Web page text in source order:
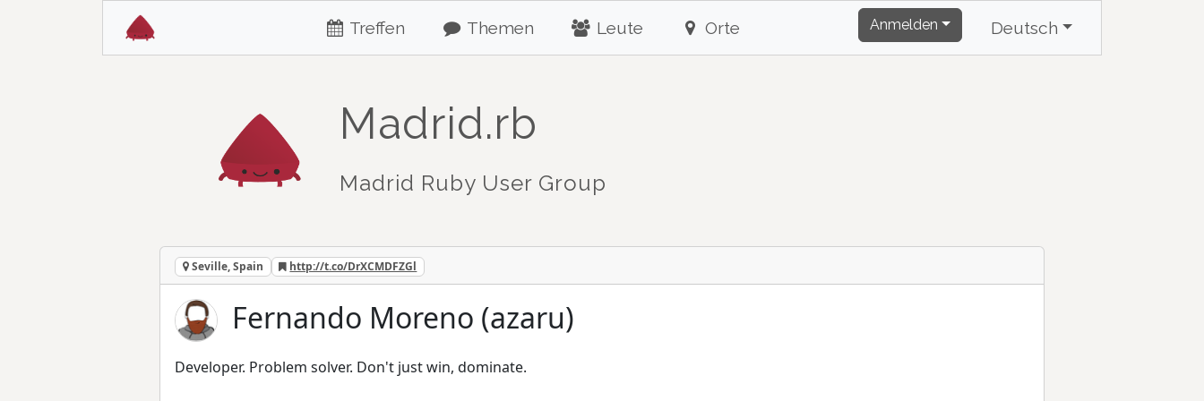
Treffen Themen Leute Orte Anmelden Deutsch
Madrid.rb
Madrid Ruby User Group
Seville, Spain http://t.co/DrXCMDFZGl
Fernando Moreno (azaru)
Developer. Problem solver. Don't just win, dominate.